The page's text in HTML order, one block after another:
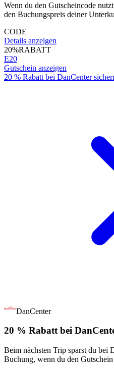
Wenn du den Gutscheincode
den Buchungspreis deiner
CODE
Details anzeigen
20%RABATT
E20
Gutschein anzeigen
20 % Rabatt bei DanCenter
DanCenter
20 % Rabatt bei
Beim nächsten Trip sparst du bei
Buchung, wenn du den